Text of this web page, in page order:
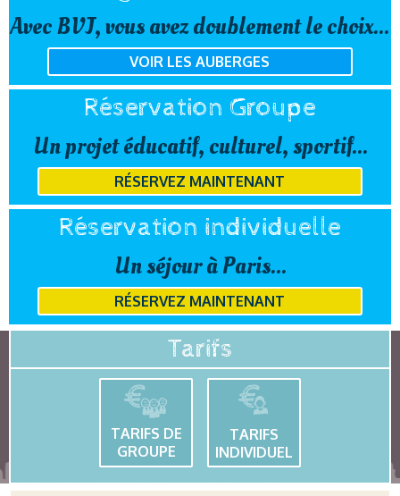
Avec BVJ, vous avez doublement le choix...
VOIR LES AUBERGES
Réservation Groupe
Un projet éducatif, culturel, sportif...
RÉSERVEZ MAINTENANT
Réservation individuelle
Un séjour à Paris...
RÉSERVEZ MAINTENANT
Tarifs
TARIFS DE
GROUPE
TARIFS
INDIVIDUEL